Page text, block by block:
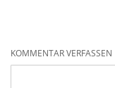
KOMMENTAR VERFASSEN